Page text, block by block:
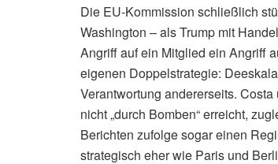
Die EU-Kommission schließlich
Washington – als Trump mit
Angriff auf ein Mitglied ein Angriff
eigenen Doppelstrategie:
Verantwortung andererseits.
nicht „durch Bomben“ erreicht,
Berichten zufolge sogar einen
strategisch eher wie Paris und